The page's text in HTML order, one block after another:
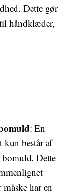
Dette gør
håndklæder,
: En
kun består af
Dette
har en